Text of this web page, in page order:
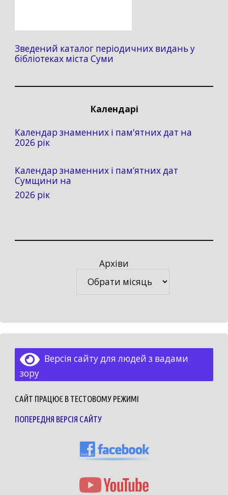
Зведений каталог періодичних видань у
бібліотеках міста Суми
Календарі
Календар знаменних і пам'ятних дат на
2026 рік
Календар знаменних і пам’ятних дат
Сумщини на
2026 рік
Архіви
Версія сайту для людей з вадами
зору
САЙТ ПРАЦЮЄ В ТЕСТОВОМУ РЕЖИМІ
ПОПЕРЕДНЯ ВЕРСІЯ САЙТУ